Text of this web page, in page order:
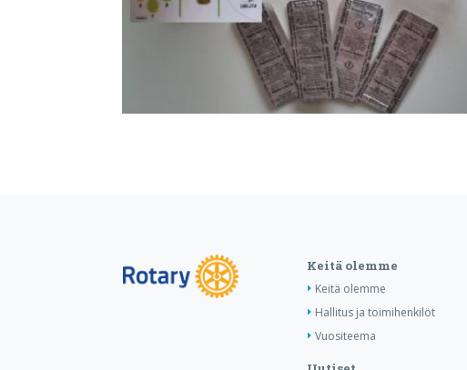
Keitä olemme
Keitä olemme
Hallitus ja toimihenkilöt
Vuositeema